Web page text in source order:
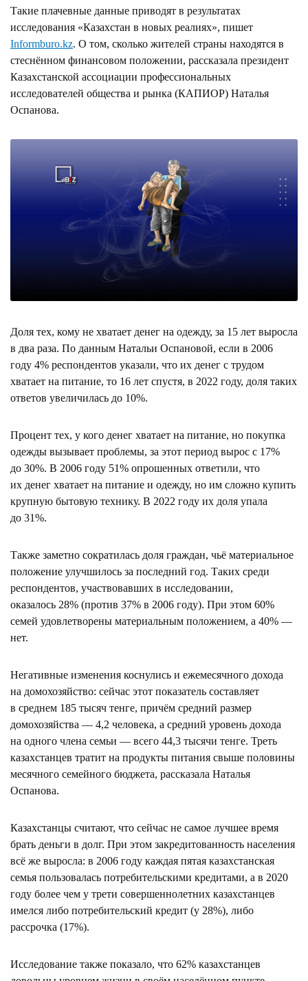
Такие плачевные данные приводят в результатах
исследования «Казахстан в новых реалиях», пишет
Informburo.kz. О том, сколько жителей страны находятся в
стеснённом финансовом положении, рассказала президент
Казахстанской ассоциации профессиональных
исследователей общества и рынка (КАПИОР) Наталья
Оспанова.
Доля тех, кому не хватает денег на одежду, за 15 лет выросла
в два раза. По данным Натальи Оспановой, если в 2006
году 4% респондентов указали, что их денег с трудом
хватает на питание, то 16 лет спустя, в 2022 году, доля таких
ответов увеличилась до 10%.
Процент тех, у кого денег хватает на питание, но покупка
одежды вызывает проблемы, за этот период вырос с 17%
до 30%. В 2006 году 51% опрошенных ответили, что
их денег хватает на питание и одежду, но им сложно купить
крупную бытовую технику. В 2022 году их доля упала
до 31%.
Также заметно сократилась доля граждан, чьё материальное
положение улучшилось за последний год. Таких среди
респондентов, участвовавших в исследовании,
оказалось 28% (против 37% в 2006 году). При этом 60%
семей удовлетворены материальным положением, а 40% —
нет.
Негативные изменения коснулись и ежемесячного дохода
на домохозяйство: сейчас этот показатель составляет
в среднем 185 тысяч тенге, причём средний размер
домохозяйства — 4,2 человека, а средний уровень дохода
на одного члена семьи — всего 44,3 тысячи тенге. Треть
казахстанцев тратит на продукты питания свыше половины
месячного семейного бюджета, рассказала Наталья
Оспанова.
Казахстанцы считают, что сейчас не самое лучшее время
брать деньги в долг. При этом закредитованность населения
всё же выросла: в 2006 году каждая пятая казахстанская
семья пользовалась потребительскими кредитами, а в 2020
году более чем у трети совершеннолетних казахстанцев
имелся либо потребительский кредит (у 28%), либо
рассрочка (17%).
Исследование также показало, что 62% казахстанцев